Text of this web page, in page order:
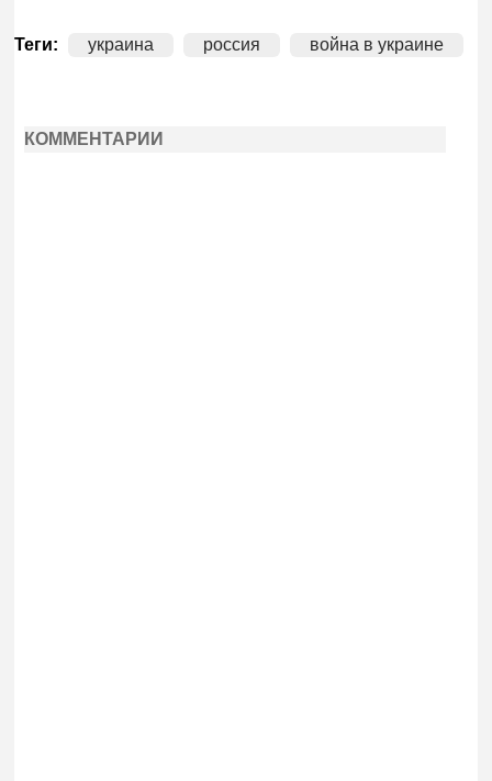
Теги: украина россия война в украине
КОММЕНТАРИИ